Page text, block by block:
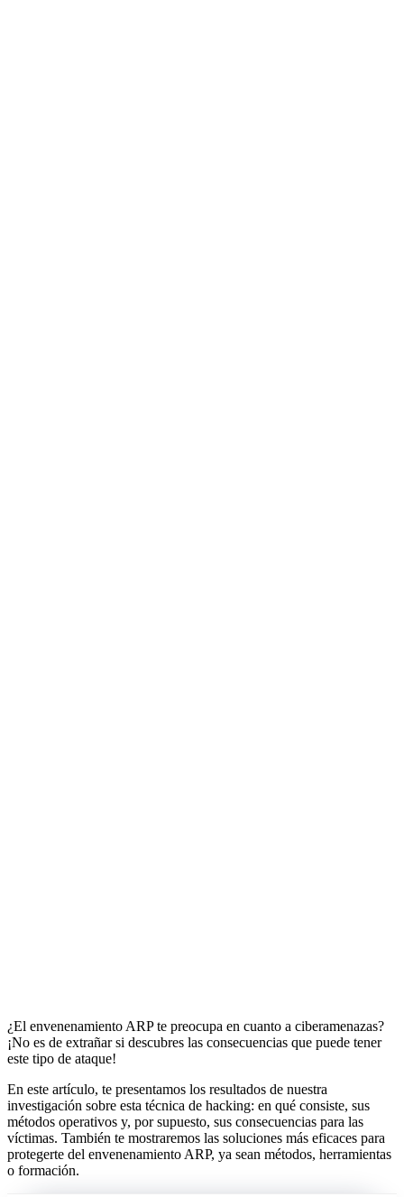
¿El envenenamiento ARP te preocupa en cuanto a ciberamenazas?
¡No es de extrañar si descubres las consecuencias que puede tener
este tipo de ataque!
En este artículo, te presentamos los resultados de nuestra
investigación sobre esta técnica de hacking: en qué consiste, sus
métodos operativos y, por supuesto, sus consecuencias para las
víctimas. También te mostraremos las soluciones más eficaces para
protegerte del envenenamiento ARP, ya sean métodos, herramientas
o formación.